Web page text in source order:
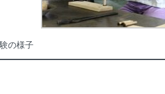
の様子